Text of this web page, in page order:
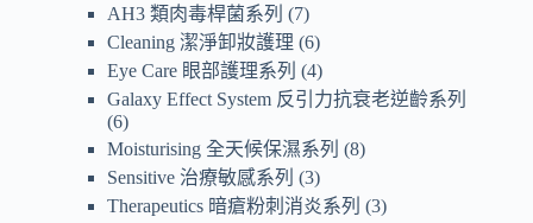
AH3 類肉毒桿菌系列
7
Cleaning 潔淨卸妝護理 6
Eye Care 眼部護理系列
4
Galaxy Effect System 反引力抗衰老逆齡系列
6
Moisturising 全天候保濕系列
8
Sensitive 治療敏感系列
3
Therapeutics 暗瘡粉刺消炎系列
3